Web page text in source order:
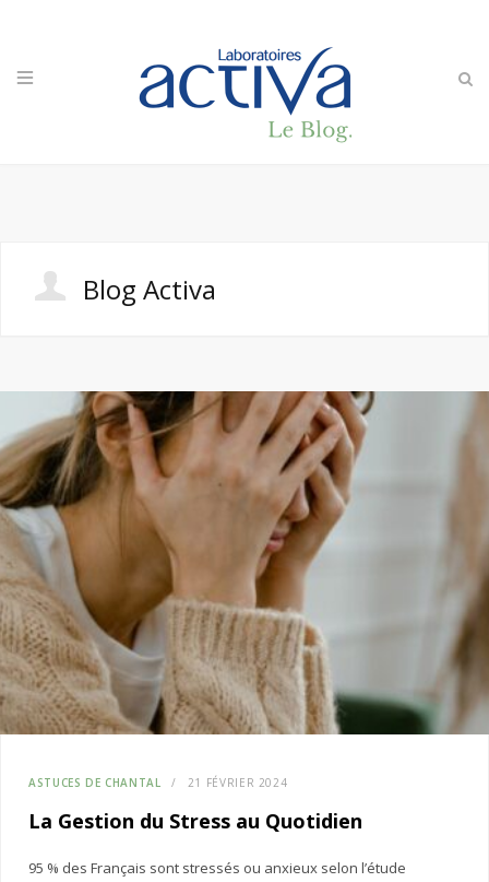
Blog Activa
ASTUCES DE CHANTAL 21 FÉVRIER 2024
La Gestion du Stress au Quotidien
95 % des Français sont stressés ou anxieux selon l’étude